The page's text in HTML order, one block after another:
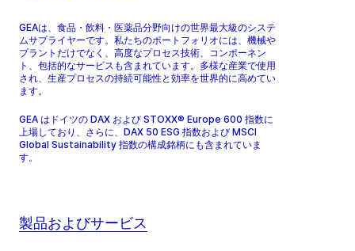
GEAは、食品・飲料・医薬品分野向けの世界最大級のシステ
ムサプライヤーです。私たちのポートフォリオには、機械や
プラントだけでなく、高度なプロセス技術、コンポーネン
ト、包括的なサービスも含まれています。多様な産業で使用
され、生産プロセスの持続可能性と効率を世界的に高めてい
ます。
GEA はドイツの DAX および STOXX® Europe 600 指数に
上場しており、さらに、DAX 50 ESG 指数および MSCI
Global Sustainability 指数の構成銘柄にも含まれていま
す。
製品およびサービス